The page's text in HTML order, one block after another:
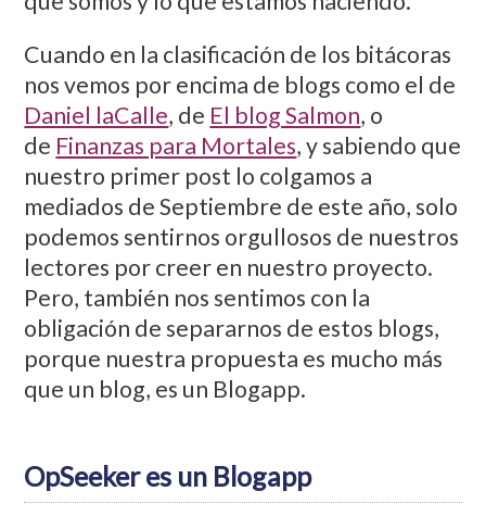
Cuando en la clasificación de los bitácoras
nos vemos por encima de blogs como el de
Daniel laCalle, de El blog Salmon, o
de Finanzas para Mortales, y sabiendo que
nuestro primer post lo colgamos a
mediados de Septiembre de este año, solo
podemos sentirnos orgullosos de nuestros
lectores por creer en nuestro proyecto.
Pero, también nos sentimos con la
obligación de separarnos de estos blogs,
porque nuestra propuesta es mucho más
que un blog, es un Blogapp.
OpSeeker es un Blogapp